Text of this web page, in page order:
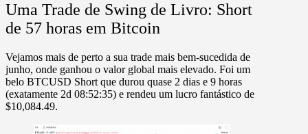
Uma Trade de Swing de Livro: Short
de 57 horas em Bitcoin
Vejamos mais de perto a sua trade mais bem-sucedida de
junho, onde ganhou o valor global mais elevado. Foi um
belo BTCUSD Short que durou quase 2 dias e 9 horas
(exatamente 2d 08:52:35) e rendeu um lucro fantástico de
$10,084.49.